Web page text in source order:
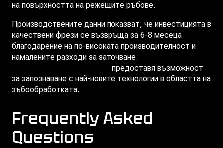
на повърхността на режещите ръбове.
Производствените данни показват, че инвестицията в
качествени фрези се възвръща за 6-8 месеца
благодарение на по-високата производителност и
намалените разходи за заточване.
предоставя възможност
за запознаване с най-новите технологии в областта на
зъбообработката.
Frequently Asked
Questions